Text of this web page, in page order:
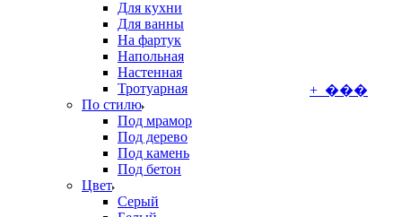
Для кухни
Для ванны
На фартук
Напольная
Настенная
Тротуарная
По стилю
Под мрамор
Под дерево
Под камень
Под бетон
Цвет
Серый
+ ���